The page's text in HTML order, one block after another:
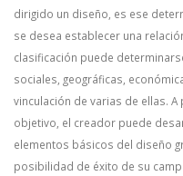
dirigido un diseño, es ese
se desea establecer una
clasificación puede
sociales, geográficas,
vinculación de varias de ellas. A
objetivo, el creador puede
elementos básicos del diseño
posibilidad de éxito de su